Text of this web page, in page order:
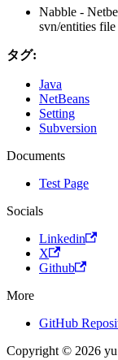
Nabble -
svn/entities file
タグ:
Java
NetBeans
Setting
Subversion
Documents
Test Page
Socials
Linkedin
X
Github
More
GitHub
Copyright © 2026